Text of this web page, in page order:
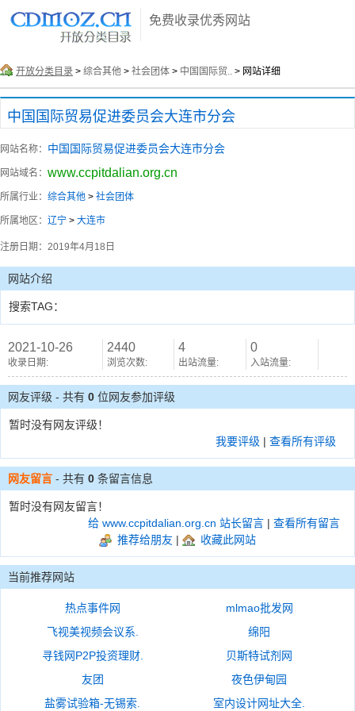
免费收录优秀网站
开放分类目录 > 综合其他 > 社会团体 > 中国国际贸.. > 网站详细
中国国际贸易促进委员会大连市分会
网站名称： 中国国际贸易促进委员会大连市分会
网站域名： www.ccpitdalian.org.cn
所属行业： 综合其他 > 社会团体
所属地区： 辽宁 > 大连市
注册日期： 2019年4月18日
网站介绍
搜索TAG：
2021-10-26
收录日期:
2440
浏览次数:
4
出站流量:
0
入站流量:
网友评级 - 共有 0 位网友参加评级
暂时没有网友评级！
我要评级 | 查看所有评级
网友留言 - 共有 0 条留言信息
暂时没有网友留言！
给 www.ccpitdalian.org.cn 站长留言 | 查看所有留言
推荐给朋友 | 收藏此网站
当前推荐网站
热点事件网
mlmao批发网
飞视美视频会议系.
绵阳
寻钱网P2P投资理财.
贝斯特试剂网
友团
夜色伊甸园
盐雾试验箱-无锡索.
室内设计网址大全.